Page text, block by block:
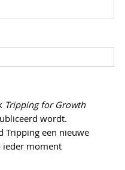
Tripping for Growth
wordt.
Tripping een nieuwe
ieder moment